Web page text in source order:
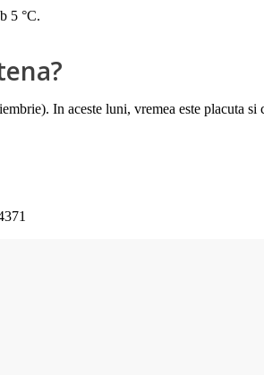
5 °C.
In aceste luni, vremea este placuta si